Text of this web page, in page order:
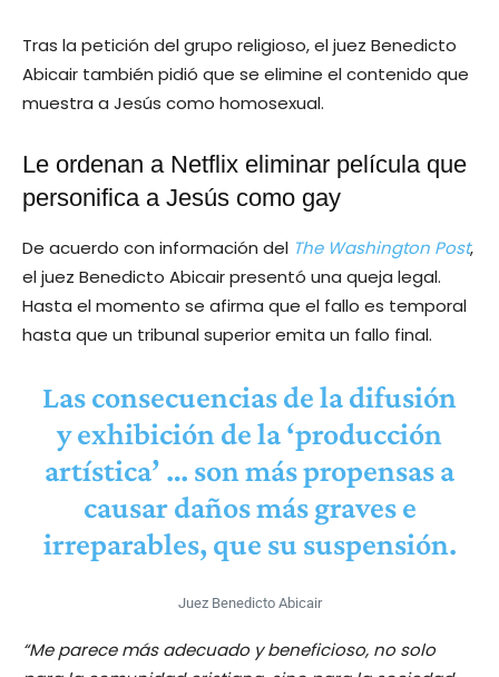
Tras la petición del grupo religioso, el juez Benedicto
Abicair también pidió que se elimine el contenido que
muestra a Jesús como homosexual.
Le ordenan a Netflix eliminar película que
personifica a Jesús como gay
De acuerdo con información del The Washington Post,
el juez Benedicto Abicair presentó una queja legal.
Hasta el momento se afirma que el fallo es temporal
hasta que un tribunal superior emita un fallo final.
Las consecuencias de la difusión
y exhibición de la ‘producción
artística’ … son más propensas a
causar daños más graves e
irreparables, que su suspensión.
Juez Benedicto Abicair
“Me parece más adecuado y beneficioso, no solo